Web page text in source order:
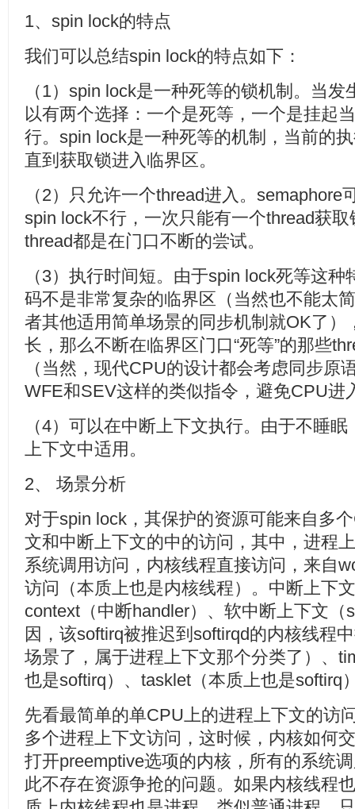
1、spin lock的特点
我们可以总结spin lock的特点如下：
（1）spin lock是一种死等的锁机制。当
以有两个选择：一个是死等，一个是挂起
行。spin lock是一种死等的机制，当前的
直到获取锁进入临界区。
（2）只允许一个thread进入。semaphore
spin lock不行，一次只能有一个thread获
thread都是在门口不断的尝试。
（3）执行时间短。由于spin lock死等这
码不是非常复杂的临界区（当然也不能太
者其他适用简单场景的同步机制就OK了）
长，那么不断在临界区门口“死等”的那些
（当然，现代CPU的设计都会考虑同步原
WFE和SEV这样的类似指令，避免CPU进
（4）可以在中断上下文执行。由于不睡
上下文中适用。
2、 场景分析
对于spin lock，其保护的资源可能来自多
文和中断上下文的中的访问，其中，进程
系统调用访问，内核线程直接访问，来自
访问（本质上也是内核线程）。中断上下
context（中断handler）、软中断上下文（
因，该softirq被推迟到softirqd的内核线程
场景了，属于进程上下文那个分类了）、
也是softirq）、tasklet（本质上也是softirq
先看最简单的单CPU上的进程上下文的访
多个进程上下文访问，这时候，内核如何
打开preemptive选项的内核，所有的系统
此不存在资源争抢的问题。如果内核线程